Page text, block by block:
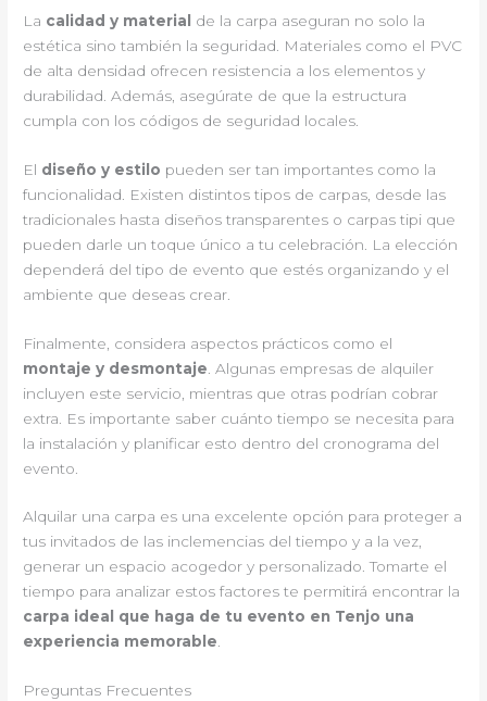
La calidad y material
de la carpa aseguran no solo la
estética sino también la seguridad. Materiales como el PVC
de alta densidad ofrecen resistencia a los elementos y
durabilidad. Además, asegúrate de que la estructura
cumpla con los códigos de seguridad locales.
El diseño y estilo pueden ser tan importantes como la
funcionalidad. Existen distintos tipos de carpas, desde las
tradicionales hasta diseños transparentes o carpas tipi que
pueden darle un toque único a tu celebración. La elección
dependerá del tipo de evento que estés organizando y el
ambiente que deseas crear.
Finalmente, considera aspectos prácticos como el
montaje y desmontaje . Algunas empresas de alquiler
incluyen este servicio, mientras que otras podrían cobrar
extra. Es importante saber cuánto tiempo se necesita para
la instalación y planificar esto dentro del cronograma del
evento.
Alquilar una carpa es una excelente opción para proteger a
tus invitados de las inclemencias del tiempo y a la vez,
generar un espacio acogedor y personalizado. Tomarte el
tiempo para analizar estos factores te permitirá encontrar la
carpa ideal que haga de tu evento en Tenjo una
experiencia memorable.
Preguntas Frecuentes